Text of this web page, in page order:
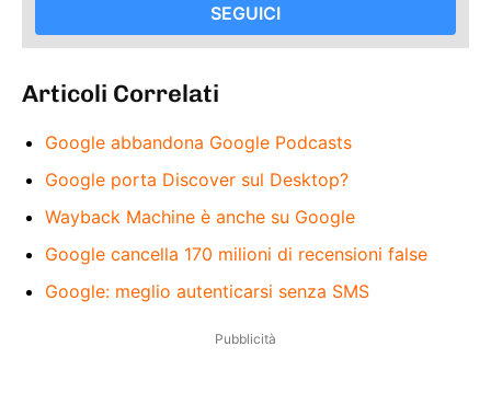
SEGUICI
Articoli Correlati
Google abbandona Google Podcasts
Google porta Discover sul Desktop?
Wayback Machine è anche su Google
Google cancella 170 milioni di recensioni false
Google: meglio autenticarsi senza SMS
Pubblicità